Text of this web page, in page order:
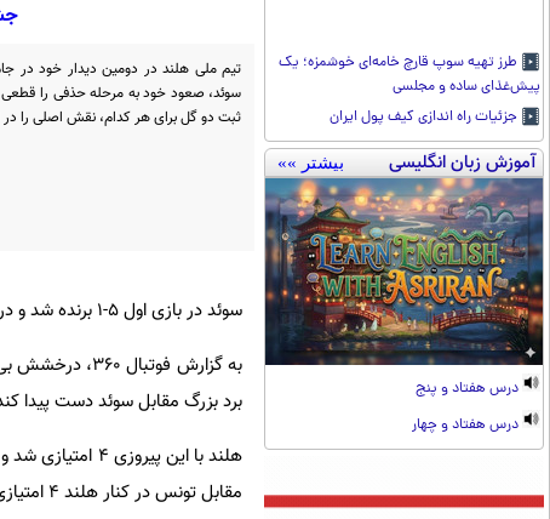
طرز تهیه سوپ قارچ خامه‌ای خوشمزه؛ یک
پیش‌غذای ساده و مجلسی
جزئیات راه اندازی کیف پول ایران
آموزش زبان انگلیسی بیشتر »»
درس هفتاد و پنج
درس هفتاد و چهار
سوئد، صعود خود به مرحله حذفی را قطعی
ثبت دو گل برای هر کدام، نقش اصلی را در
سوئد در بازی اول ۵-۱ برنده شد و در بازی دوم ۵-۱ باخت.
به گزارش
برد بزرگ مقابل سوئد دست پیدا
مقابل تونس در کنار هلند ۴ امتیازی خواهد شد. صعود شاگردان رونالد کومان به مرحله حذفی از هم اکنون قطعی است.